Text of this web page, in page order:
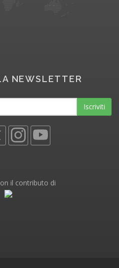
NEWSLETTER
Iscriviti
il contributo di